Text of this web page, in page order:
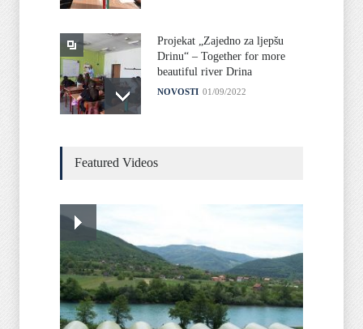
Projekat „Zajedno za ljepšu
Drinu“ – Together for more
beautiful river Drina
NOVOSTI 01/09/2022
OPĆINE FOČE FBIH
GEOGRAFSKI POLOŽAJ
O OPĆINI 05/09/2022
Featured Videos